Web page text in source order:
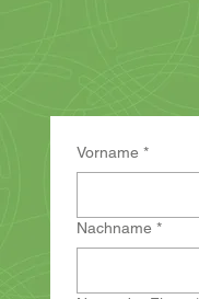
Vorname *
Nachname *